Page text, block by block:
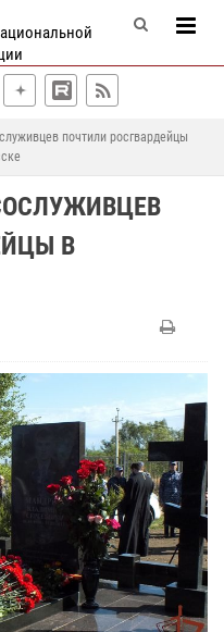
почтили росгвардейцы
В